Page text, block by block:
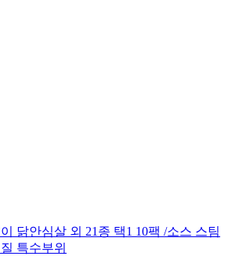
닭안심살 외 21종 택1 10팩 /소스 스팀
특수부위